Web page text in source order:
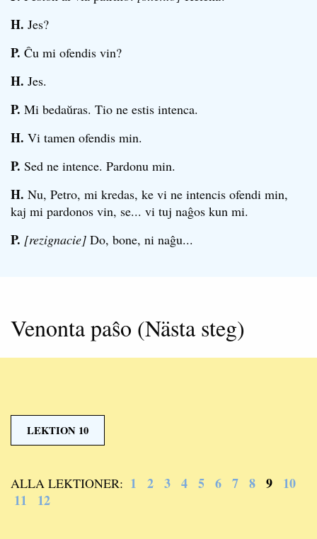
H. Jes?
P. Ĉu mi ofendis vin?
H. Jes.
P. Mi bedaŭras. Tio ne estis intenca.
H. Vi tamen ofendis min.
P. Sed ne intence. Pardonu min.
H. Nu, Petro, mi kredas, ke vi ne intencis ofendi min,
kaj mi pardonos vin, se... vi tuj naĝos kun mi.
P. [rezignacie] Do, bone, ni naĝu...
Venonta paŝo (Nästa steg)
LEKTION 10
ALLA LEKTIONER: 1 2 3 4 5 6 7 8 9
10
11
12